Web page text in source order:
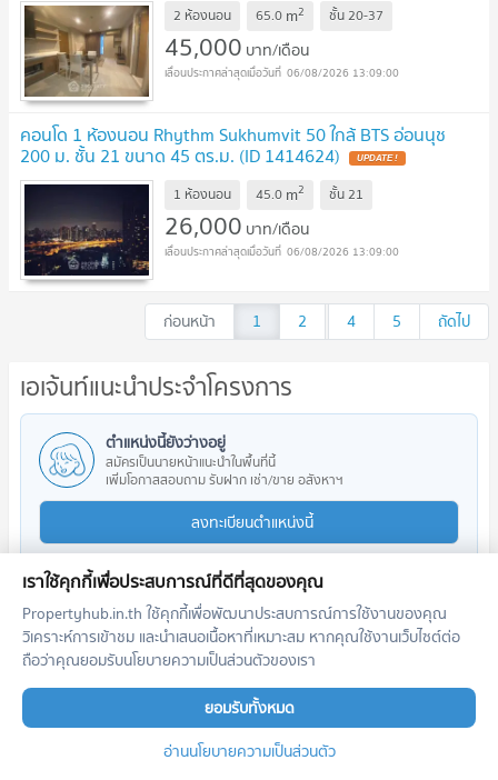
2 ห้องนอน 65.0 m2 ชั้น20-37
45,000 บาท/เดือน
06/08/2026 13:09:00
คอนโด 1 ห้องนอน Rhythm Sukhumvit 50 ใกล้ BTS อ่อนนุช
200 ม. ชั้น 21 ขนาด 45 ตร.ม. (ID 1414624) UPDATE !
1 ห้องนอน 45.0 m2 ชั้น21
26,000 บาท/เดือน
06/08/2026 13:09:00
ก่อนหน้า 1 2 ...
4 5 ถัดไป
เอเจ้นท์แนะนำประจำโครงการ
ตำแหน่งนี้ยังว่างอยู่
สมัครเป็นนายหน้าแนะนำในพื้นที่นี้
เพิ่มโอกาสสอบถาม รับฝาก เช่า/ขาย อสังหาฯ
ลงทะเบียนตำแหน่งนี้
โครงการใกล้เคียง
เราใช้คุกกี้เพื่อประสบการณ์ที่ดีที่สุดของคุณ
Propertyhub.in.th ใช้คุกกี้เพื่อพัฒนาประสบการณ์การใช้งานของคุณ
วิเคราะห์การเข้าชม และนำเสนอเนื้อหาที่เหมาะสม หากคุณใช้งานเว็บไซต์ต่อ
ถือว่าคุณยอมรับนโยบายความเป็นส่วนตัวของเรา
ยอมรับทั้งหมด
อ่านนโยบายความเป็นส่วนตัว